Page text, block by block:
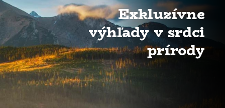
Exkluzívne
výhľady v srdci
prírody